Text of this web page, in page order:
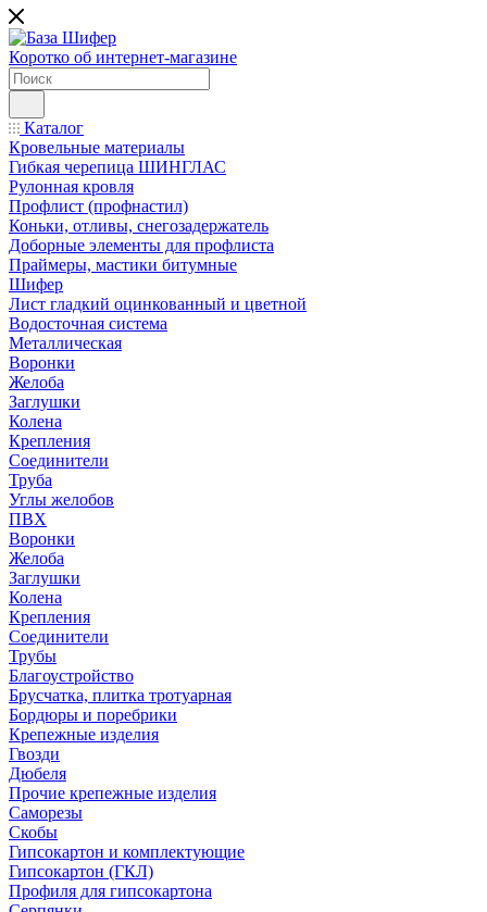
Коротко об интернет-магазине
Каталог
Кровельные материалы
Гибкая черепица ШИНГЛАС
Рулонная кровля
Профлист (профнастил)
Коньки, отливы, снегозадержатель
Доборные элементы для профлиста
Праймеры, мастики битумные
Шифер
Лист гладкий оцинкованный и цветной
Водосточная система
Металлическая
Воронки
Желоба
Заглушки
Колена
Крепления
Соединители
Труба
Углы желобов
ПВХ
Воронки
Желоба
Заглушки
Колена
Крепления
Соединители
Трубы
Благоустройство
Брусчатка, плитка тротуарная
Бордюры и поребрики
Крепежные изделия
Гвозди
Дюбеля
Прочие крепежные изделия
Саморезы
Скобы
Гипсокартон и комплектующие
Гипсокартон (ГКЛ)
Профиля для гипсокартона